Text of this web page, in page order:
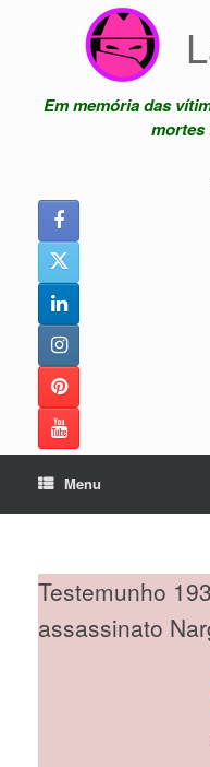
Em memória das
mortes
Menu
Testemunho
assassinato